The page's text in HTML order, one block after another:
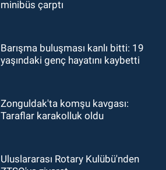
minibüs çarptı
Barışma buluşması kanlı bitti: 19
yaşındaki genç hayatını kaybetti
Zonguldak'ta komşu kavgası:
Taraflar karakolluk oldu
Uluslararası Rotary Kulübü'nden